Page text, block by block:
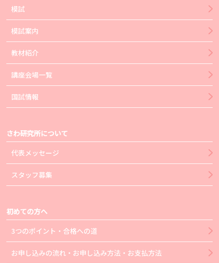
模試
模試案内
教材紹介
講座会場一覧
国試情報
さわ研究所について
代表メッセージ
スタッフ募集
初めての方へ
3つのポイント・合格への道
お申し込みの流れ・お申し込み方法・お支払方法